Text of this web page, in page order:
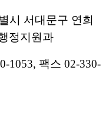
시 서대문구 연희
정지원과
1053, 팩스 02-330-